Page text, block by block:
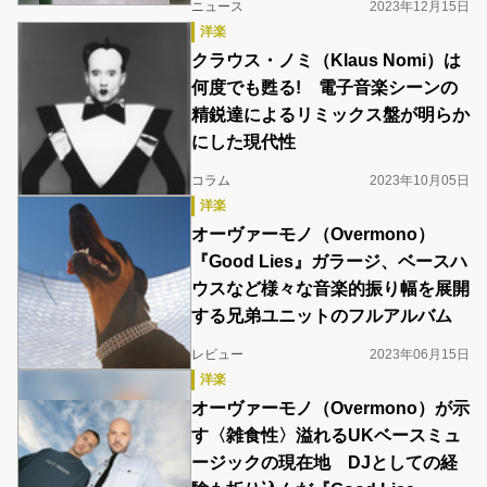
ニュース
2023年12月15日
洋楽
クラウス・ノミ（Klaus Nomi）は
何度でも甦る! 電子音楽シーンの
精鋭達によるリミックス盤が明らか
にした現代性
コラム
2023年10月05日
洋楽
オーヴァーモノ（Overmono）
『Good Lies』ガラージ、ベースハ
ウスなど様々な音楽的振り幅を展開
する兄弟ユニットのフルアルバム
レビュー
2023年06月15日
洋楽
オーヴァーモノ（Overmono）が示
す〈雑食性〉溢れるUKベースミュ
ージックの現在地 DJとしての経